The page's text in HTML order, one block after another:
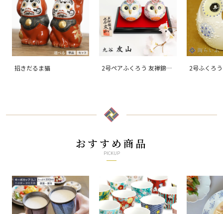
招きだるま猫
2号ペアふくろう 友禅錦
2号ふくろ
おすすめ商品
PICKUP